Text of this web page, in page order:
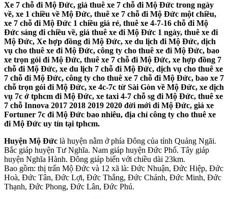
Xe 7 chỗ đi Mộ Đức, giá thuê xe 7 chỗ đi Mộ Đức trong ngày
về, xe 1 chiều về Mộ Đức, thuê xe 7 chỗ đi Mộ Đức một chiều,
xe 7 chỗ đi Mộ Đức 1 chiều giá rẻ, thuê xe 4-7-16 chỗ đi Mộ
Đức sáng đi chiều về, giá thuê xe đi Mộ Đức 1 ngày, thuê xe đi
Mộ Đức, Xe hợp đồng đi Mộ Đức, xe du lịch đi Mộ Đức, dịch
vụ cho thuê xe đi Mộ Đức, công ty cho thuê xe đi Mộ Đức, bao
xe trọn gói đi Mộ Đức, thuê xe 7 chỗ đi Mộ Đức, xe hợp đồng 7
chỗ đi Mộ Đức, xe du lịch 7 chỗ đi Mộ Đức, dịch vụ cho thuê xe
7 chỗ đi Mộ Đức, công ty cho thuê xe 7 chỗ đi Mộ Đức, bao xe 7
chỗ trọn gói đi Mộ Đức, xe 4c-7c từ Sài Gòn về Mộ Đức, xe dịch
vụ 7c ở tphcm đi Mộ Đức, xe taxi 4-7 chỗ sg đi Mộ Đức, thuê xe
7 chỗ Innova 2017 2018 2019 2020 đời mới đi Mộ Đức, giá xe
Fortuner 7c đi Mộ Đức bao nhiêu, địa chỉ công ty cho thuê xe
đi Mộ Đức uy tín tại tphcm.
Huyện Mộ Đức là huyện nằm ở phía Đông của tỉnh Quảng Ngãi.
Bắc giáp huyện Tư Nghĩa. Nam giáp huyện Đức Phổ. Tây giáp
huyện Nghĩa Hành. Đông giáp biển với chiều dài 23km.
Bao gồm: thị trấn Mộ Đức và 12 xã là: Đức Nhuận, Đức Hiệp, Đức
Hoà, Đức Tân, Đức Lợi, Đức Thắng, Đức Chánh, Đức Minh, Đức
Thạnh, Đức Phong, Đức Lân, Đức Phú.